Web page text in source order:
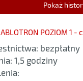
Pokaż
POZIOM 1 -
bezpłatny
1,5 godziny